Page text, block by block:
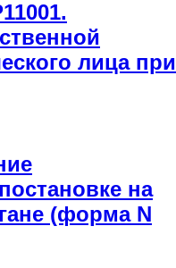
лица при
на
(форма N